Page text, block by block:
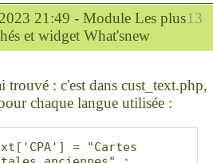
13
21:49 - Module Les plus
et widget What'snew
trouvé : c'est dans cust_text.php,
chaque langue utilisée :
= "Cartes